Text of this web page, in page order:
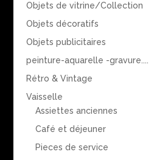
Objets de vitrine/Collection
Objets décoratifs
Objets publicitaires
peinture-aquarelle -gravure....
Rétro & Vintage
Vaisselle
Assiettes anciennes
Café et déjeuner
Pieces de service